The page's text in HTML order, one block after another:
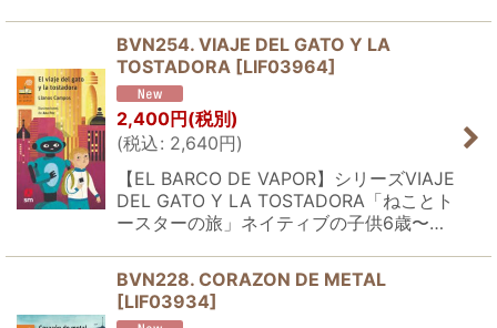
BVN254. VIAJE DEL GATO Y LA
TOSTADORA [LIF03964]
2,400円(税別)
(税込: 2,640円)
【EL BARCO DE VAPOR】シリーズVIAJE
DEL GATO Y LA TOSTADORA「ねことト
ースターの旅」ネイティブの子供6歳〜…
BVN228. CORAZON DE METAL
[LIF03934]